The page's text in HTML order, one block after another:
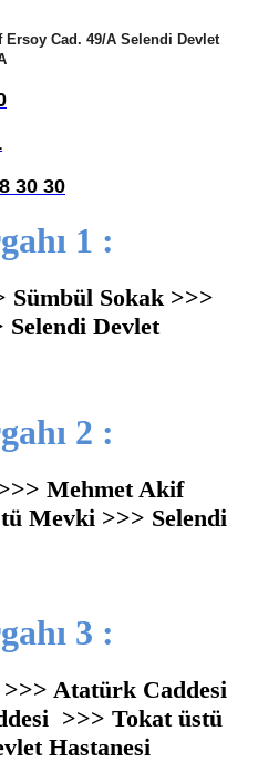
Cad. 49/A Selendi Devlet
30 30
1 :
Sümbül Sokak >>>
Devlet
2 :
Mehmet Akif
Mevki >>> Selendi
3 :
Atatürk Caddesi
>>> Tokat üstü
Hastanesi